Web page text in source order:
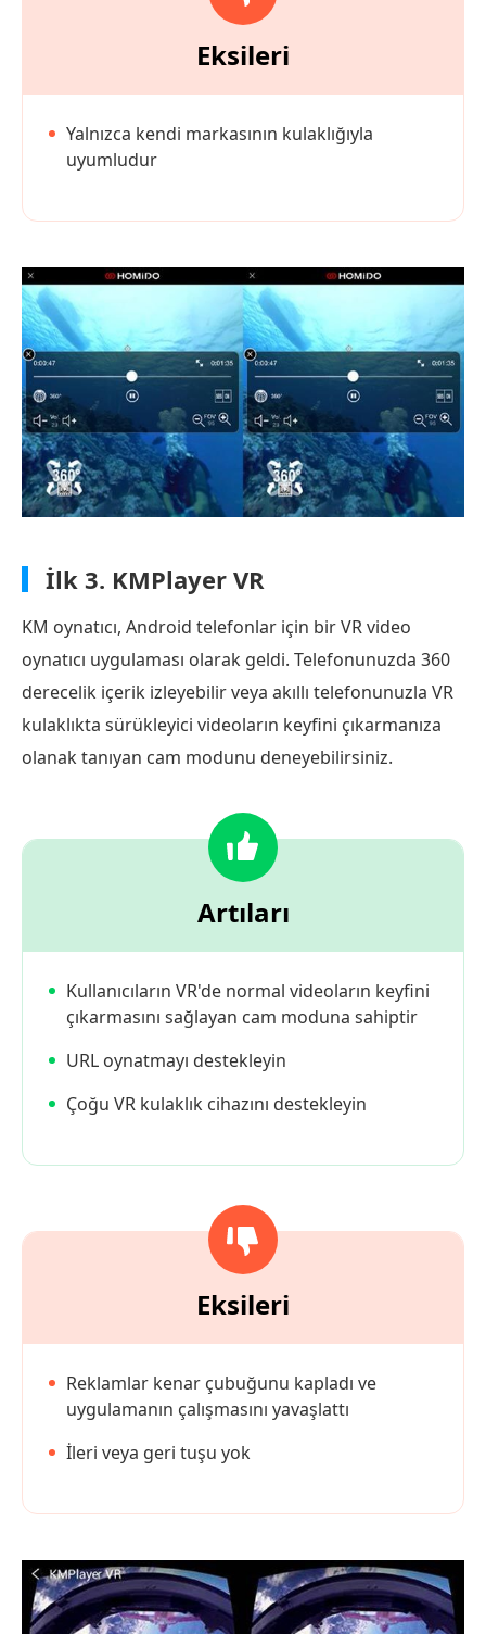
Eksileri
Yalnızca kendi markasının kulaklığıyla
uyumludur
İlk 3. KMPlayer VR
KM oynatıcı, Android telefonlar için bir VR video
oynatıcı uygulaması olarak geldi. Telefonunuzda 360
derecelik içerik izleyebilir veya akıllı telefonunuzla VR
kulaklıkta sürükleyici videoların keyfini çıkarmanıza
olanak tanıyan cam modunu deneyebilirsiniz.
Artıları
Kullanıcıların VR'de normal videoların keyfini
çıkarmasını sağlayan cam moduna sahiptir
URL oynatmayı destekleyin
Çoğu VR kulaklık cihazını destekleyin
Eksileri
Reklamlar kenar çubuğunu kapladı ve
uygulamanın çalışmasını yavaşlattı
İleri veya geri tuşu yok